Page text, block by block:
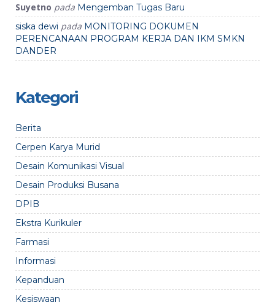
Suyetno pada Mengemban Tugas Baru
siska dewi pada MONITORING DOKUMEN
PERENCANAAN PROGRAM KERJA DAN IKM SMKN
DANDER
Kategori
Berita
Cerpen Karya Murid
Desain Komunikasi Visual
Desain Produksi Busana
DPIB
Ekstra Kurikuler
Farmasi
Informasi
Kepanduan
Kesiswaan